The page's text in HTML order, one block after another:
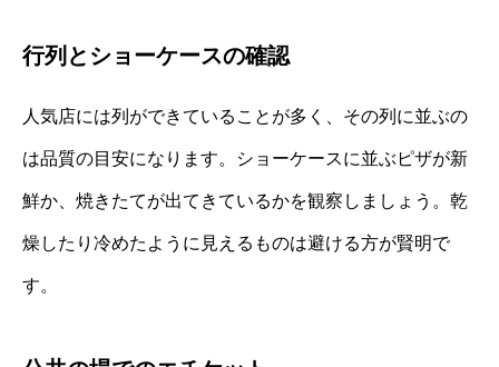
行列とショーケースの確認
人気店には列ができていることが多く、その列に並ぶの
は品質の目安になります。ショーケースに並ぶピザが新
鮮か、焼きたてが出てきているかを観察しましょう。乾
燥したり冷めたように見えるものは避ける方が賢明で
す。